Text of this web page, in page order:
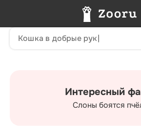
Интересный
Слоны боятся